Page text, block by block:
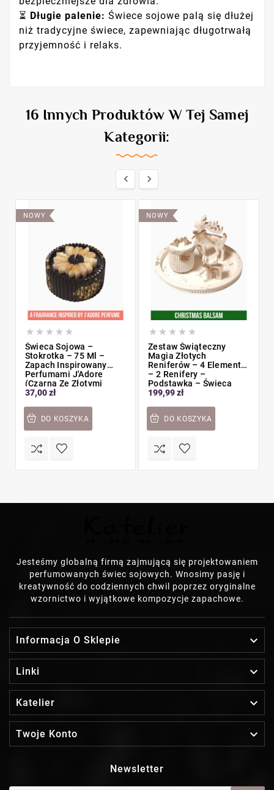
⏳ Długie palenie: Świece sojowe palą się dłużej
niż tradycyjne świece, zapewniając długotrwałą
przyjemność i relaks.
16 Innych Produktów W Tej Samej
Kategorii:
 
NOWY
    
Świeca Sojowa –
Stokrotka – 75 Ml –
Zapach Inspirowany
Perfumami J'Adore
(Czarna Ze Złotymi
Zdobieniami)
37,00 zł
DO KOSZYKA
NOWY
    
Zestaw Świąteczny
Magia Złotych
Reniferów – 4 Elementy
– 2 Renifery –
Podstawka – Świeca
Sojowa O Zapachu
199,99 zł
DO KOSZYKA
Jesteśmy globalną firmą zajmującą się projektowaniem
perfumowanych świec sojowych. Wnosimy pasję i
kreatywność do codziennych chwil poprzez oryginalne
wzornictwo i wyjątkowe kompozycje zapachowe.
Informacja O Sklepie 
Linki 
Katelier 
Twoje Konto 
Newsletter